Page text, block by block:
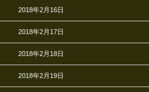
2018年2月16日
2018年2月17日
2018年2月18日
2018年2月19日